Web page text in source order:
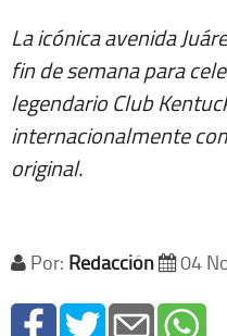
La icónica avenida
fin de semana para
legendario Club
internacionalmente
original.
Por: Redacción 04